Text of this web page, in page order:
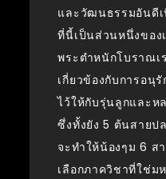
และวัฒนธรรมอันดี
ที่นี้เป็นส่วนหนึ่งของ
พระตำหนักโบราณเ
เกี่ยวข้องกับการอ
ไว้ให้กับรุ่นลูกและห
ซึ่งทั้งยัง 5 ต้นสายป
จะทำให้น้องๆม 6 ส
เลือกภาควิชาที่ใช่ม